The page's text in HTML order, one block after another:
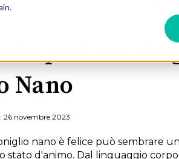
i
Nano
novembre 2023
nano è felice può sembrare
stato d'animo. Dal linguaggio